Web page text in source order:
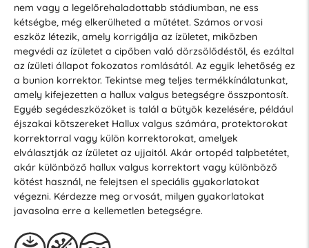
nem vagy a legelőrehaladottabb stádiumban, ne ess
kétségbe, még elkerülheted a műtétet. Számos orvosi
eszköz létezik, amely korrigálja az ízületet, miközben
megvédi az ízületet a cipőben való dörzsölődéstől, és ezáltal
az ízületi állapot fokozatos romlásától. Az egyik lehetőség ez
a bunion korrektor. Tekintse meg teljes termékkínálatunkat,
amely kifejezetten a hallux valgus betegségre összpontosít.
Egyéb segédeszközöket is talál a bütyök kezelésére, például
éjszakai kötszereket Hallux valgus számára, protektorokat
korrektorral vagy külön korrektorokat, amelyek
elválasztják az ízületet az ujjaitól. Akár ortopéd talpbetétet,
akár különböző hallux valgus korrektort vagy különböző
kötést használ, ne felejtsen el speciális gyakorlatokat
végezni. Kérdezze meg orvosát, milyen gyakorlatokat
javasolna erre a kellemetlen betegségre.